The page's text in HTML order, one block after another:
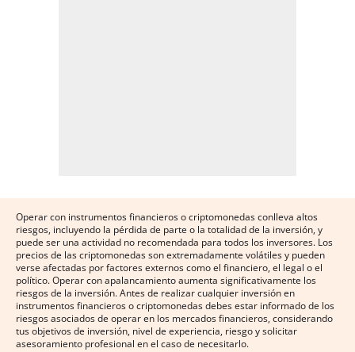
Operar con instrumentos financieros o criptomonedas conlleva altos
riesgos, incluyendo la pérdida de parte o la totalidad de la inversión, y
puede ser una actividad no recomendada para todos los inversores. Los
precios de las criptomonedas son extremadamente volátiles y pueden
verse afectadas por factores externos como el financiero, el legal o el
político. Operar con apalancamiento aumenta significativamente los
riesgos de la inversión. Antes de realizar cualquier inversión en
instrumentos financieros o criptomonedas debes estar informado de los
riesgos asociados de operar en los mercados financieros, considerando
tus objetivos de inversión, nivel de experiencia, riesgo y solicitar
asesoramiento profesional en el caso de necesitarlo.